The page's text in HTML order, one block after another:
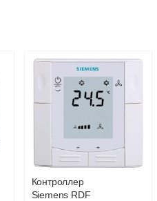
с решеткой
GRILL.SGWL-16-
2000 венге.
42 755
Подробнее
Конвектор
решеткой
GRILL.SGW-20-
1200 орех
Контроллер
Siemens RDF